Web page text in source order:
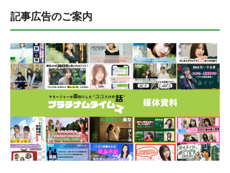
ても忙しくて寝る時間も短かったので、モデルとは思えない服装をし
ていたり……（笑）。あ、あと、そうだ！川﨑麻世さんとお話しまし
た！！ ──川﨑麻世さん！ 事務所の大先輩ですね！ 今回、小百合の父
にお話させていただいたら、本当にお父さんみたいに優しくしてくれ
て。で、麻世さんと好きな食べものの話をしているときに「たこ焼き
が好きです」って言ったら、おすすめのたこ焼きの粉を送ってくれた
んですよ！（笑） 撮影が終わってから家族で食べたんですが、それが
本当に美味しかったんですよね。お母さんも「美味しすぎて、もうこ
れ以外食べられないね」って言うぐらい！あれは本当に嬉しかったで
の誕生日があったんですが、祷キララちゃんがお手紙くれて、それも
すごく覚えてます！今年はドラマの現場で、すごく忙しくしていたの
で、あまり誕生日を感じられなかったんですが、その中でお祝いして
くれたのがとても嬉しかったです。今年は仕事を頑張る25歳の誕生日
でしたが、来年は愛犬のペロ（@pelogrammm）とゆっくりしたいです
記事広告のご案内